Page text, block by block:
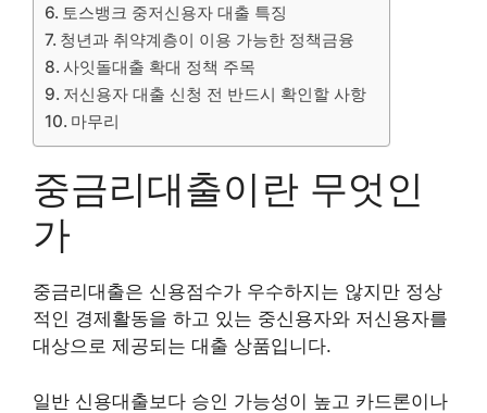
토스뱅크 중저신용자 대출 특징
청년과 취약계층이 이용 가능한 정책금융
사잇돌대출 확대 정책 주목
저신용자 대출 신청 전 반드시 확인할 사항
마무리
중금리대출이란 무엇인
가
중금리대출은 신용점수가 우수하지는 않지만 정상
적인 경제활동을 하고 있는 중신용자와 저신용자를
대상으로 제공되는 대출 상품입니다.
일반 신용대출보다 승인 가능성이 높고 카드론이나